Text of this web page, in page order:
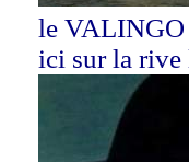
le VALINGO
ici sur la rive